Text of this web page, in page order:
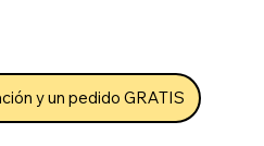
y un pedido GRATIS